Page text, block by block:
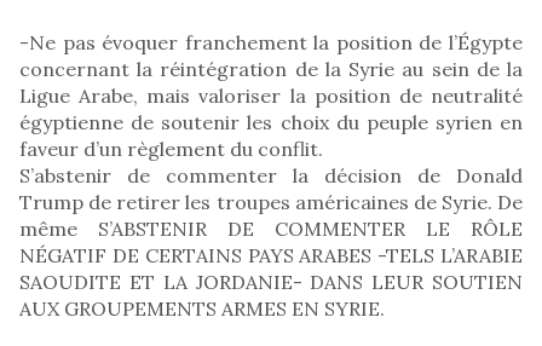
-Ne pas évoquer franchement la position de l’Égypte
concernant la réintégration de la Syrie au sein de la
Ligue Arabe, mais valoriser la position de neutralité
égyptienne de soutenir les choix du peuple syrien en
faveur d’un règlement du conflit.
S’abstenir de commenter la décision de Donald
Trump de retirer les troupes américaines de Syrie. De
même S’ABSTENIR DE COMMENTER LE RÔLE
NÉGATIF DE CERTAINS PAYS ARABES -TELS L’ARABIE
SAOUDITE ET LA JORDANIE- DANS LEUR SOUTIEN
AUX GROUPEMENTS ARMES EN SYRIE.